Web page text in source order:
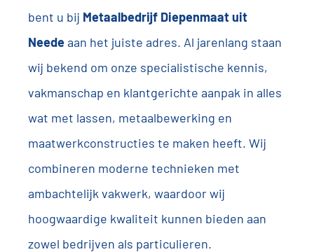
bent u bij Metaalbedrijf Diepenmaat uit
Needeaan het juiste adres. Al jarenlang staan
wij bekend om onze specialistische kennis,
vakmanschap en klantgerichte aanpak in alles
wat met lassen, metaalbewerking en
maatwerkconstructies te maken heeft. Wij
combineren moderne technieken met
ambachtelijk vakwerk, waardoor wij
hoogwaardige kwaliteit kunnen bieden aan
zowel bedrijven als particulieren.